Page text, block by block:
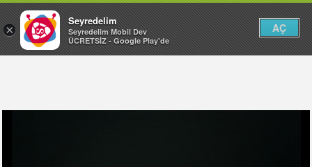
×
Seyredelim
Seyredelim Mobil Dev
ÜCRETSİZ - Google Play'de
AÇ